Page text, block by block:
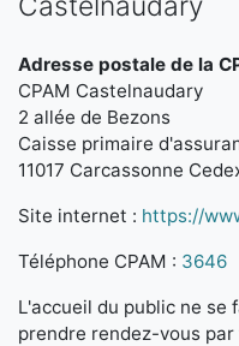
Adresse postale de la
CPAM Castelnaudary
2 allée de Bezons
Caisse primaire
11017 Carcassonne
Site internet : https://
Téléphone CPAM : 3646
L'accueil du public ne se
prendre rendez-vous